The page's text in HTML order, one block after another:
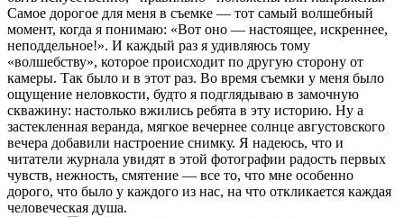
Самое дорогое для меня в съемке — тот самый волшебный
момент, когда я понимаю: «Вот оно — настоящее, искреннее,
неподдельное!». И каждый раз я удивляюсь тому
«волшебству», которое происходит по другую сторону от
камеры. Так было и в этот раз. Во время съемки у меня было
ощущение неловкости, будто я подглядываю в замочную
скважину: настолько вжились ребята в эту историю. Ну а
застекленная веранда, мягкое вечернее солнце августовского
вечера добавили настроение снимку. Я надеюсь, что и
читатели журнала увидят в этой фотографии радость первых
чувств, нежность, смятение — все то, что мне особенно
дорого, что было у каждого из нас, на что откликается каждая
человеческая душа.